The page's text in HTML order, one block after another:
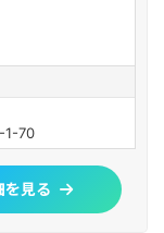
1-70
を見る